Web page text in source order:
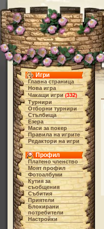
Игри
Главна страница
Нова игра
Чакащи игри (332)
Турнири
Отборни турнири
Стълбища
Езера
Маси за покер
Правила на игрите
Редактори на игри
Профил
Платено членство
Моят профил
Фотоалбуми
Кутия за
съобщения
Събития
Приятели
Блокирани
потребители
Настройки